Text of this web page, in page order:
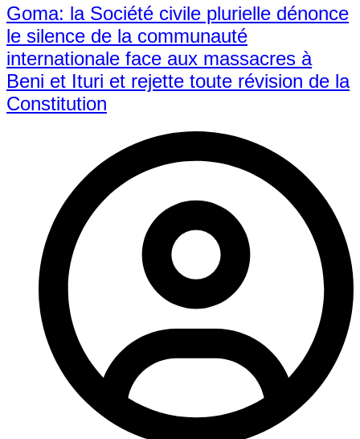
Goma: la Société civile plurielle dénonce
le silence de la communauté
internationale face aux massacres à
Beni et Ituri et rejette toute révision de la
Constitution